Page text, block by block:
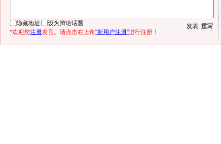
隐藏地址
设为辩论话题
*欢迎您注册发言。请点击右上角“新用户注册”进行注册！